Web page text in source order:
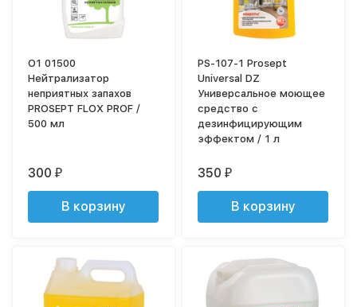
O1 01500
Нейтрализатор
неприятных запахов
PROSEPT FLOX PROF /
500 мл
300₽
В корзину
PS-107-1 Prosept
Universal DZ
Универсальное моющее
средство с
дезинфицирующим
эффектом / 1 л
350₽
В корзину